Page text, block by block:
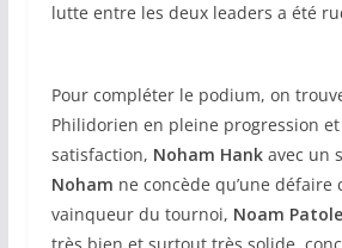
lutte entre les deux leaders a été
Pour compléter le podium, on
Philidorien en pleine progression
satisfaction, Noham Hankavec un
Noham ne concède qu’une défaire
vainqueur du tournoi, Noam Patole